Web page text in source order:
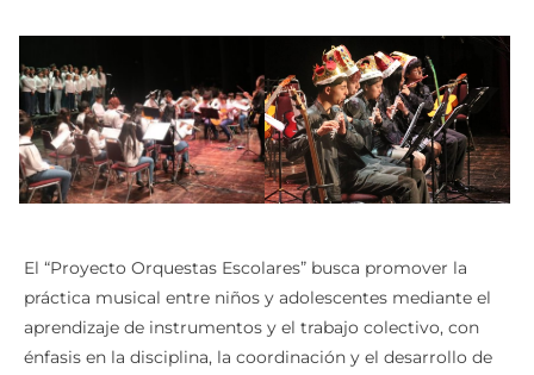
El “Proyecto Orquestas Escolares” busca promover la
práctica musical entre niños y adolescentes mediante el
aprendizaje de instrumentos y el trabajo colectivo, con
énfasis en la disciplina, la coordinación y el desarrollo de